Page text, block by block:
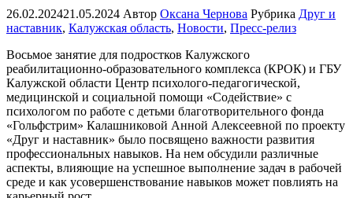
26.02.202421.05.2024 Автор Оксана Чернова Рубрика Друг и
наставник, Калужская область, Новости, Пресс-релиз
Восьмое занятие для подростков Калужского
реабилитационно-образовательного комплекса (КРОК) и ГБУ
Калужской области Центр психолого-педагогической,
медицинской и социальной помощи «Содействие» с
психологом по работе с детьми благотворительного фонда
«Гольфстрим» Калашниковой Анной Алексеевной по проекту
«Друг и наставник» было посвящено важности развития
профессиональных навыков. На нем обсудили различные
аспекты, влияющие на успешное выполнение задач в рабочей
среде и как усовершенствование навыков может повлиять на